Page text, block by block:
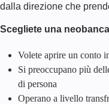
dalla direzione che
Scegliete una
Volete aprire un conto
Si preoccupano più
di persona
Operano a livello